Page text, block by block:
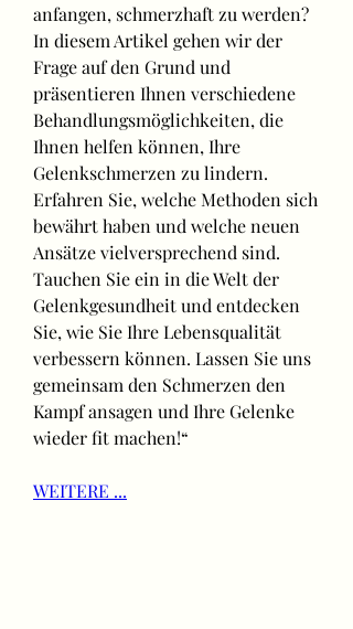
anfangen, schmerzhaft zu werden?
In diesem Artikel gehen wir der
Frage auf den Grund und
präsentieren Ihnen verschiedene
Behandlungsmöglichkeiten, die
Ihnen helfen können, Ihre
Gelenkschmerzen zu lindern.
Erfahren Sie, welche Methoden sich
bewährt haben und welche neuen
Ansätze vielversprechend sind.
Tauchen Sie ein in die Welt der
Gelenkgesundheit und entdecken
Sie, wie Sie Ihre Lebensqualität
verbessern können. Lassen Sie uns
gemeinsam den Schmerzen den
Kampf ansagen und Ihre Gelenke
wieder fit machen!“
WEITERE ...